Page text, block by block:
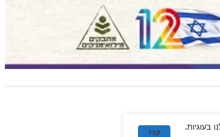
בעוגיות.
קבל